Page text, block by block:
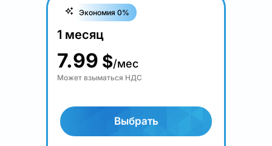
Экономия 0%
1 месяц
7.99 $/мес
Может взыматься НДС
Выбрать